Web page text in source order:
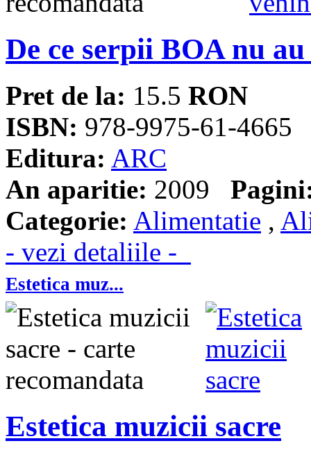
De ce serpii BOA nu
Pret de la: 15.5 RON
ISBN: 978-9975-61-4665
Editura: ARC
An aparitie: 2009
Categorie: Alimentatie ,
- vezi detaliile -
Estetica muz...
Estetica muzicii sacre